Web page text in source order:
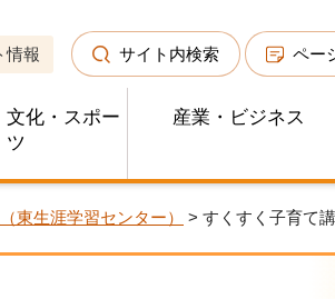
情報 サイト内検索 ペー
文化・スポー
ツ
産業・ビジネス
東生涯学習センター） > すくすく子育て講